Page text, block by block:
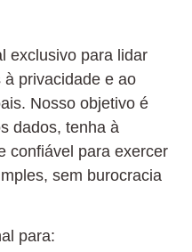
exclusivo para lidar
privacidade e ao
Nosso objetivo é
dados, tenha à
confiável para exercer
sem burocracia
para: